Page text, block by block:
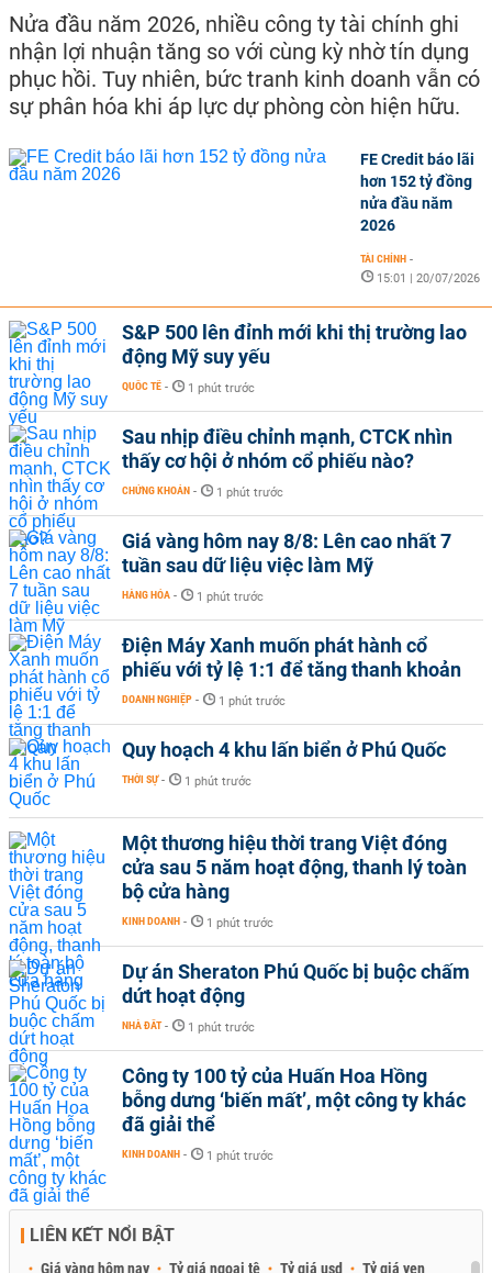
Nửa đầu năm 2026, nhiều công ty tài chính ghi
nhận lợi nhuận tăng so với cùng kỳ nhờ tín dụng
phục hồi. Tuy nhiên, bức tranh kinh doanh vẫn có
sự phân hóa khi áp lực dự phòng còn hiện hữu.
FE Credit báo lãi
hơn 152 tỷ đồng
nửa đầu năm
2026
TÀI CHÍNH -
15:01 | 20/07/2026
S&P 500 lên đỉnh mới khi thị trường lao
động Mỹ suy yếu
QUỐC TẾ - 1 phút trước
Sau nhịp điều chỉnh mạnh, CTCK nhìn
thấy cơ hội ở nhóm cổ phiếu nào?
CHỨNG KHOÁN - 1 phút trước
Giá vàng hôm nay 8/8: Lên cao nhất 7
tuần sau dữ liệu việc làm Mỹ
HÀNG HÓA - 1 phút trước
Điện Máy Xanh muốn phát hành cổ
phiếu với tỷ lệ 1:1 để tăng thanh khoản
DOANH NGHIỆP - 1 phút trước
Quy hoạch 4 khu lấn biển ở Phú Quốc
THỜI SỰ - 1 phút trước
Một thương hiệu thời trang Việt đóng
cửa sau 5 năm hoạt động, thanh lý toàn
bộ cửa hàng
KINH DOANH - 1 phút trước
Dự án Sheraton Phú Quốc bị buộc chấm
dứt hoạt động
NHÀ ĐẤT - 1 phút trước
Công ty 100 tỷ của Huấn Hoa Hồng
bỗng dưng ‘biến mất’, một công ty khác
đã giải thể
KINH DOANH - 1 phút trước
LIÊN KẾT NỔI BẬT
Giá vàng hôm nay Tỷ giá ngoại tệ Tỷ giá usd Tỷ giá yen